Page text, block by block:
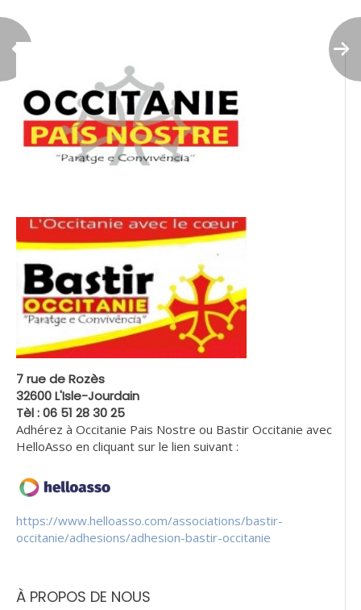
l’article
7 rue de Rozès
32600 L'Isle-Jourdain
Tèl : 06 51 28 30 25
Adhérez à Occitanie Pais Nostre ou Bastir Occitanie avec
HelloAsso en cliquant sur le lien suivant :
https://www.helloasso.com/associations/bastir-
occitanie/adhesions/adhesion-bastir-occitanie
À PROPOS DE NOUS